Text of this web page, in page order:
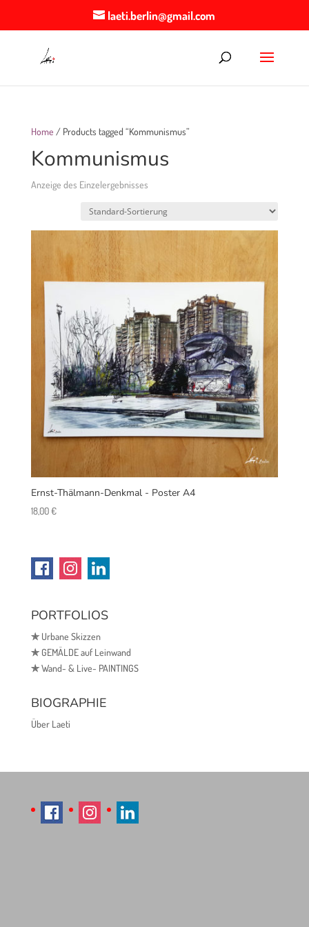
laeti.berlin@gmail.com
Home / Products tagged “Kommunismus”
Kommunismus
Anzeige des Einzelergebnisses
Ernst-Thälmann-Denkmal - Poster A4
18,00€
PORTFOLIOS
✯Urbane Skizzen
✯GEMÄLDE auf Leinwand
✯Wand- & Live- PAINTINGS
BIOGRAPHIE
Über Laeti